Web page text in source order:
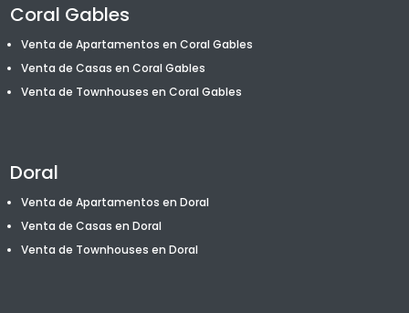
Coral Gables
Venta de Apartamentos en Coral Gables
Venta de Casas en Coral Gables
Venta de Townhouses en Coral Gables
Doral
Venta de Apartamentos en Doral
Venta de Casas en Doral
Venta de Townhouses en Doral